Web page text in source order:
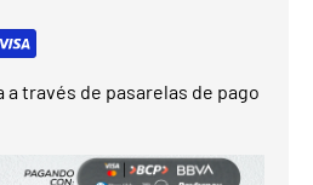
a través de pasarelas de pago